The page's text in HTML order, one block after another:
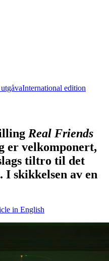
International edition
Real Friends
er velkomponert,
tiltro til det
I skikkelsen av en
in English